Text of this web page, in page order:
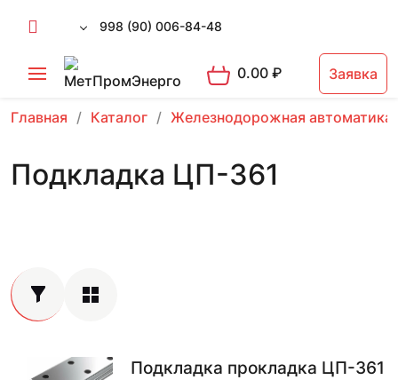
998 (90) 006-84-48
0.00₽ Заявка
Главная Каталог Железнодорожная автоматика
Подкладка ЦП-361
Подкладка прокладка ЦП-361